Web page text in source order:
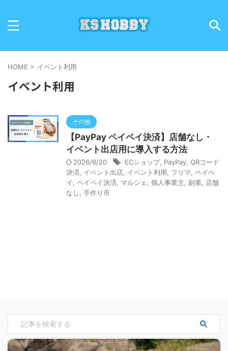
HOME > イベント利用
イベント利用
その他
【PayPay ペイペイ決済】店舗なし・
イベント出店用に導入する方法
2026/6/20 ECショップ, PayPay QRコード
決済
イベント出店 イベント利用 フリマ ペイペ
イ
ペイペイ決済 マルシェ 個人事業主 副業
店舗
なし
手作り市